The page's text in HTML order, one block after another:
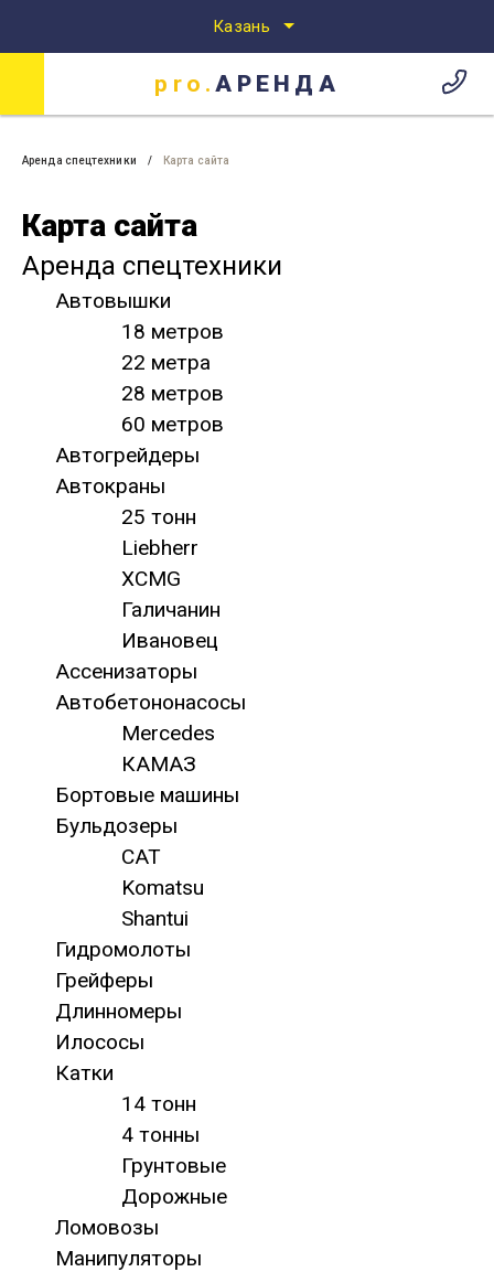
pro.АРЕНДА
Казань
pro.АРЕНДА
Аренда спецтехники Карта сайта
Карта сайта
Аренда спецтехники
Автовышки
18 метров
22 метра
28 метров
60 метров
Автогрейдеры
Автокраны
25 тонн
Liebherr
XCMG
Галичанин
Ивановец
Ассенизаторы
Автобетононасосы
Mercedes
КАМАЗ
Бортовые машины
Бульдозеры
CAT
Komatsu
Shantui
Гидромолоты
Грейферы
Длинномеры
Илососы
Катки
14 тонн
4 тонны
Грунтовые
Дорожные
Ломовозы
Манипуляторы